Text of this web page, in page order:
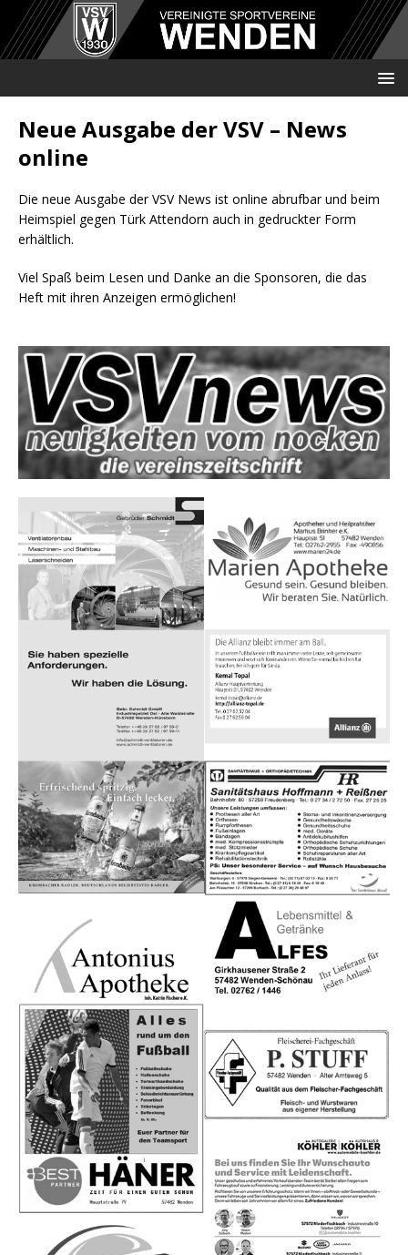
Neue Ausgabe der VSV – News
online
Die neue Ausgabe der VSV News ist online abrufbar und beim
Heimspiel gegen Türk Attendorn auch in gedruckter Form
erhältlich.
Viel Spaß beim Lesen und Danke an die Sponsoren, die das
Heft mit ihren Anzeigen ermöglichen!